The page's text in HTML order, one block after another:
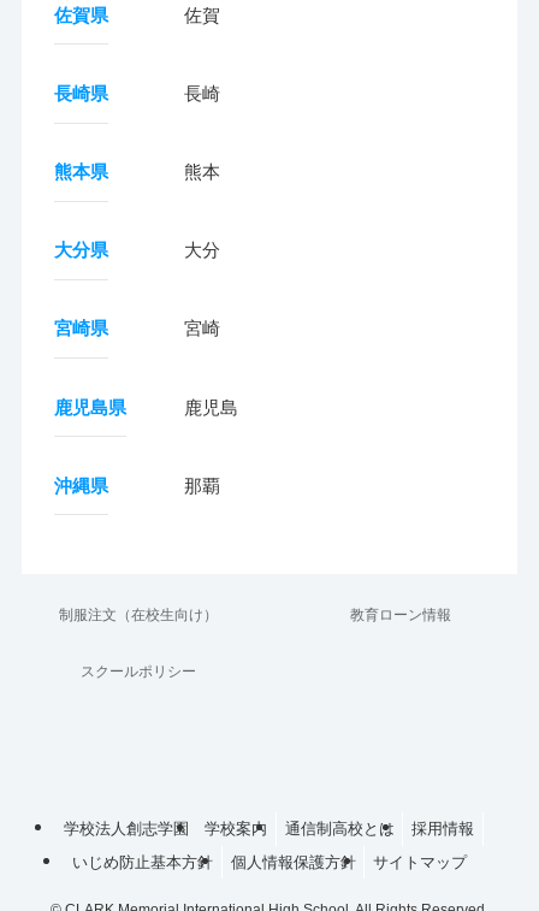
佐賀県 佐賀
長崎県 長崎
熊本県 熊本
大分県 大分
宮崎県 宮崎
鹿児島県 鹿児島
沖縄県 那覇
制服注文（在校生向け） 教育ローン情報
スクールポリシー
学校法人創志学園 学校案内 通信制高校とは
採用情報
いじめ防止基本方針
個人情報保護方針 サイトマップ